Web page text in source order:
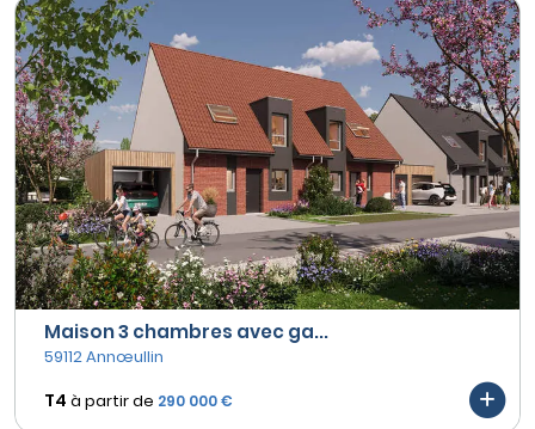
Maison 3 chambres avec ga...
59112 Annœullin
T4 à partir de 290 000 €